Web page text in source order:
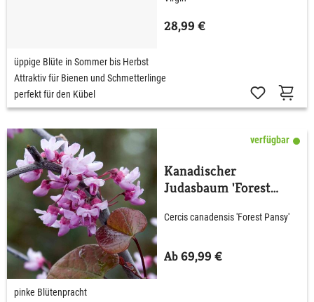
28,99 €
üppige Blüte in Sommer bis Herbst
Attraktiv für Bienen und Schmetterlinge
perfekt für den Kübel
verfügbar
Kanadischer
Judasbaum 'Forest
Cercis canadensis 'Forest Pansy'
Ab 69,99 €
pinke Blütenpracht